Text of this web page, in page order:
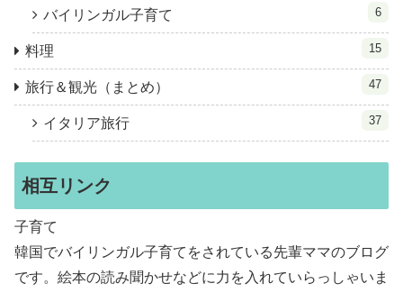
バイリンガル子育て 6
料理 15
旅行＆観光（まとめ） 47
イタリア旅行 37
相互リンク
子育て
韓国でバイリンガル子育てをされている先輩ママのブログ
です。絵本の読み聞かせなどに力を入れていらっしゃいま